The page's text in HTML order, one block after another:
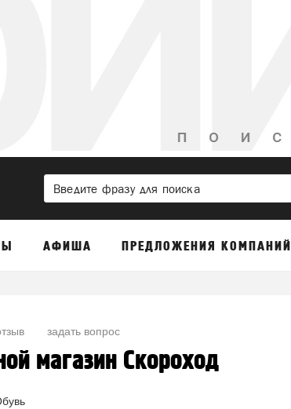
АФИША ПРЕДЛОЖЕНИЯ КОМПАНИЙ
задать вопрос
магазин Скороход